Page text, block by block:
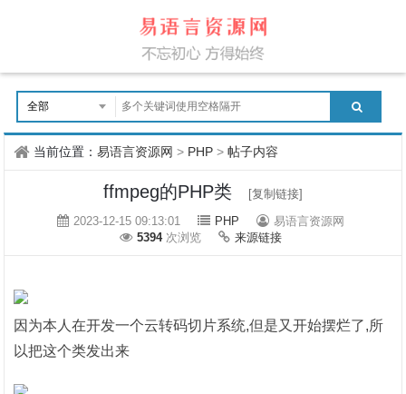
当前位置：易语言资源网 > PHP >帖子内容
ffmpeg的PHP类
[复制链接]
2023-12-15 09:13:01
PHP
易语言资源网
5394 次浏览 来源链接
因为本人在开发一个云转码切片系统,但是又开始摆烂了,所
以把这个类发出来